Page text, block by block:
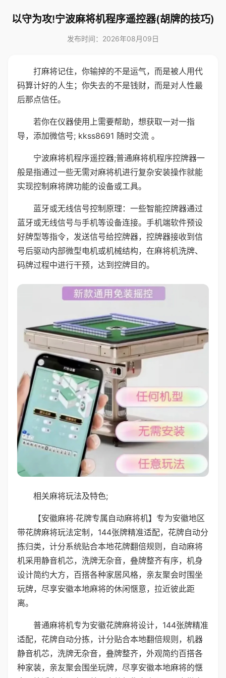
以守为攻!宁波麻将机程序遥控器(胡牌的技巧)
发布时间：2026年08月09日
打麻将记住，你输掉的不是运气，而是被人用代
码算计好的人生；你失去的不是钱财，而是对人性最
后那点信任。
若你在仪器使用上需要帮助，想获取一对一指
导，添加微信号; kkss8691 随时交流 。
宁波麻将机程序遥控器;普通麻将机程序控牌器一
般是指通过一些无需对麻将机进行复杂安装操作就能
实现控制麻将牌功能的设备或工具。
蓝牙或无线信号控制原理：一些智能控牌器通过
蓝牙或无线信号与手机等设备连接。手机端软件预设
好牌型等指令，发送信号给控牌器，控牌器接收到信
号后驱动内部微型电机或机械结构，在麻将机洗牌、
码牌过程中进行干预，达到控牌目的。
相关麻将玩法及特色;
【安徽麻将·花牌专属自动麻将机】专为安徽地区
带花牌麻将玩法定制，144张牌精准适配，花牌自动分
拣归类，计分系统贴合本地花牌翻倍规则，自动麻将
机采用静音机芯，洗牌无杂音，叠牌整齐有序，机身
设计简约大方，百搭各种家居风格，亲友聚会时围坐
玩牌，尽享安徽本地麻将的休闲惬意，拉近彼此距
离。
普通麻将机专为安徽花牌麻将设计，144张牌精准
适配，花牌自动分拣，计分贴合本地翻倍规则，机器
静音机芯，洗牌无杂音，叠牌整齐，外观简约百搭各
种家装，亲友聚会围坐玩牌，尽享安徽本地麻将的惬